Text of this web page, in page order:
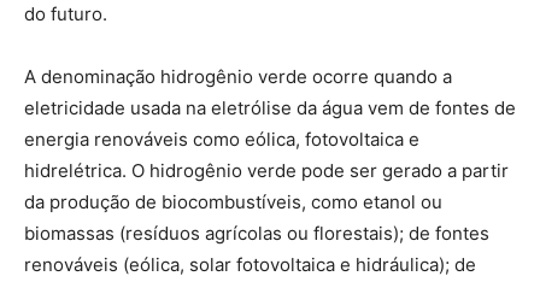
do futuro.
A denominação hidrogênio verde ocorre quando a
eletricidade usada na eletrólise da água vem de fontes de
energia renováveis como eólica, fotovoltaica e
hidrelétrica. O hidrogênio verde pode ser gerado a partir
da produção de biocombustíveis, como etanol ou
biomassas (resíduos agrícolas ou florestais); de fontes
renováveis (eólica, solar fotovoltaica e hidráulica); de